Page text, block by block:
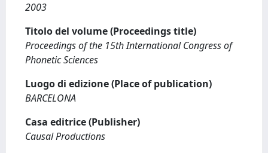
2003
Titolo del volume (Proceedings title)
Proceedings of the 15th International Congress of
Phonetic Sciences
Luogo di edizione (Place of publication)
BARCELONA
Casa editrice (Publisher)
Causal Productions